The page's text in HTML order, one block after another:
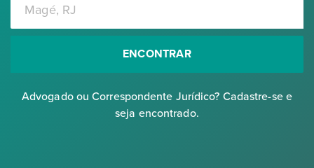
ENCONTRAR
Advogado ou Correspondente Jurídico? Cadastre-se e
seja encontrado.